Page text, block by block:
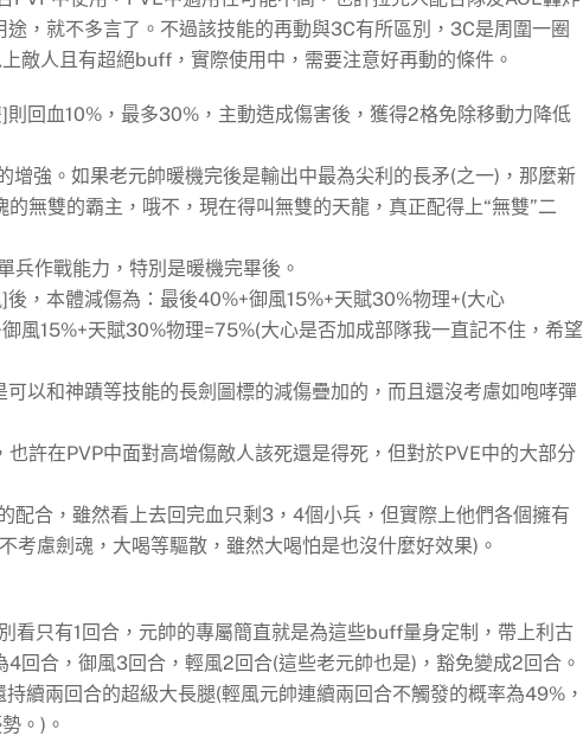
，就不多言了。不過該技能的再動與3C有所區別，3C是周圍一圈
敵人且有超絕buff，實際使用中，需要注意好再動的條件。
回血10%，最多30%，主動造成傷害後，獲得2格免除移動力降低
增強。如果老元帥暖機完後是輸出中最為尖利的長矛(之一)，那麼新
的無雙的霸主 ，哦不，現在得叫無雙的天龍，真正配得上“無雙”二
兵作戰能力，特別是暖機完畢後。
，本體減傷為：最後40%+御風15%+天賦30%物理+(大心
風15%+天賦30%物理=75%(大心是否加成部隊我一直記不住，希望
以和神蹟等技能的長劍圖標的減傷疊加的，而且還沒考慮如咆哮彈
許在PVP中面對高增傷敵人該死還是得死，但對於PVE中的大部分
配合，雖然看上去回完血只剩3，4個小兵，但實際上他們各個擁有
考慮劍魂，大喝等驅散，雖然大喝怕是也沒什麼好效果)。
看只有1回合，元帥的專屬簡直就是為這些buff量身定制，帶上利古
4回合，御風3回合，輕風2回合(這些老元帥也是)，豁免變成2回合。
續兩回合的超級大長腿(輕風元帥連續兩回合不觸發的概率為49%，
。)。